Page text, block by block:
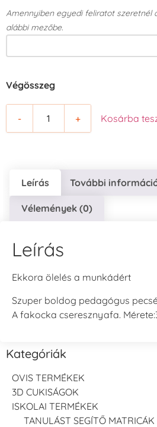
Amennyiben egyedi feliratot szeretnél
alábbi mezőbe.
Végösszeg
- + Kosárba
Leírás További
Vélemények (0)
Leírás
Ekkora ölelés a munkádért
Szuper boldog pedagógus
A fakocka cseresznyafa.
Kategóriák
OVIS TERMÉKEK
3D CUKISÁGOK
ISKOLAI TERMÉKEK
TANULÁST SEGÍTŐ MATRICÁK